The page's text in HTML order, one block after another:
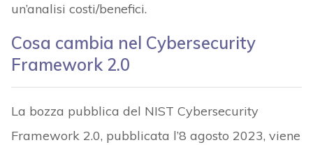
un’analisi costi/benefici.
Cosa cambia nel Cybersecurity
Framework 2.0
La bozza pubblica del NIST Cybersecurity
Framework 2.0, pubblicata l’8 agosto 2023, viene